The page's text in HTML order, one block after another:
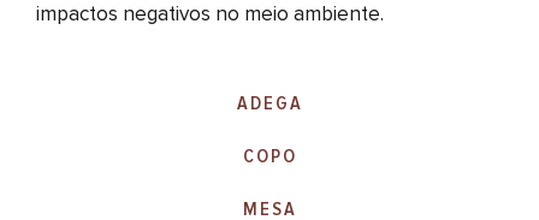
impactos negativos no meio ambiente.
ADEGA
COPO
MESA